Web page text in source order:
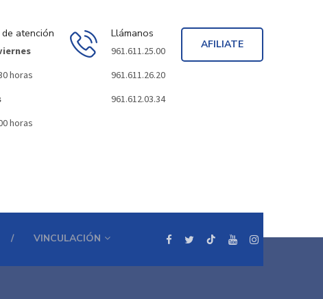
atención
horas
horas
Llámanos
961.611.25.00
961.611.26.20
961.612.03.34
AFILIATE
VINCULACIÓN